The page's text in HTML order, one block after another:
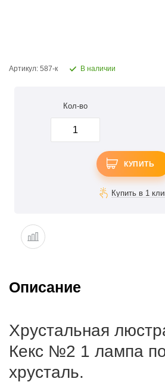
Артикул: 587-к В наличии
Кол-во
КУПИТЬ
Описание
Хрустальная
Кекс №2 1 лампа
хрусталь.